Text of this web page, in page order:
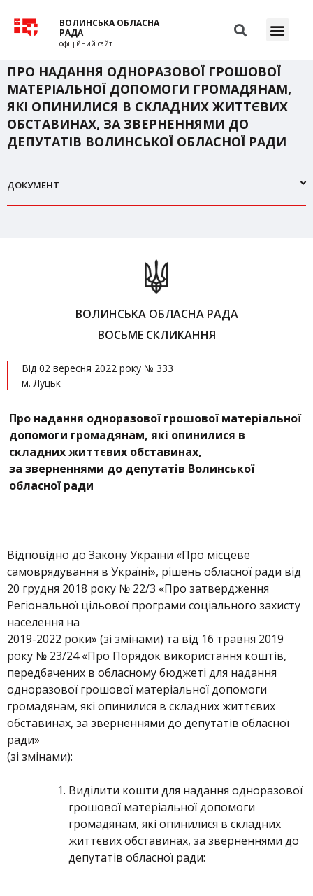
ВОЛИНСЬКА ОБЛАСНА
РАДА
офіційний сайт
ПРО НАДАННЯ ОДНОРАЗОВОЇ ГРОШОВОЇ
МАТЕРІАЛЬНОЇ ДОПОМОГИ ГРОМАДЯНАМ,
ЯКІ ОПИНИЛИСЯ В СКЛАДНИХ ЖИТТЄВИХ
ОБСТАВИНАХ, ЗА ЗВЕРНЕННЯМИ ДО
ДЕПУТАТІВ ВОЛИНСЬКОЇ ОБЛАСНОЇ РАДИ
ДОКУМЕНТ
ВОЛИНСЬКА ОБЛАСНА РАДА
ВОСЬМЕ СКЛИКАННЯ
Від 02 вересня 2022 року № 333
м. Луцьк
Про надання одноразової грошової матеріальної
допомоги громадянам, які опинилися в
складних життєвих обставинах,
за зверненнями до депутатів Волинської
обласної ради
Відповідно до Закону України «Про місцеве
самоврядування в Україні», рішень обласної ради від
20 грудня 2018 року № 22/3 «Про затвердження
Регіональної цільової програми соціального захисту
населення на
2019-2022 роки» (зі змінами) та від 16 травня 2019
року № 23/24 «Про Порядок використання коштів,
передбачених в обласному бюджеті для надання
одноразової грошової матеріальної допомоги
громадянам, які опинилися в складних життєвих
обставинах, за зверненнями до депутатів обласної
ради»
(зі змінами):
Виділити кошти для надання одноразової
грошової матеріальної допомоги
громадянам, які опинилися в складних
життєвих обставинах, за зверненнями до
депутатів обласної ради: